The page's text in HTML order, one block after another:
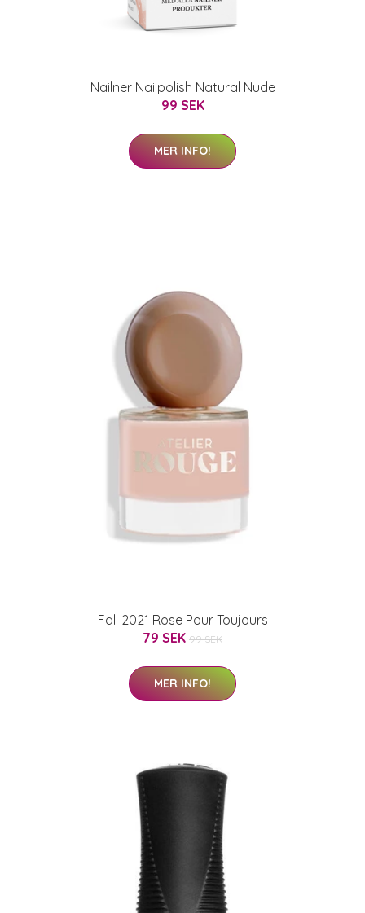
Nailner Nailpolish Natural Nude
99 SEK
MER INFO!
Fall 2021 Rose Pour Toujours
79 SEK 99 SEK
MER INFO!